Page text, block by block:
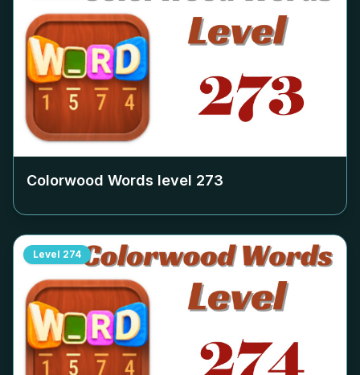
Colorwood Words level 273
Level 274